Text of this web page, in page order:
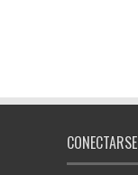
CONECTARSE